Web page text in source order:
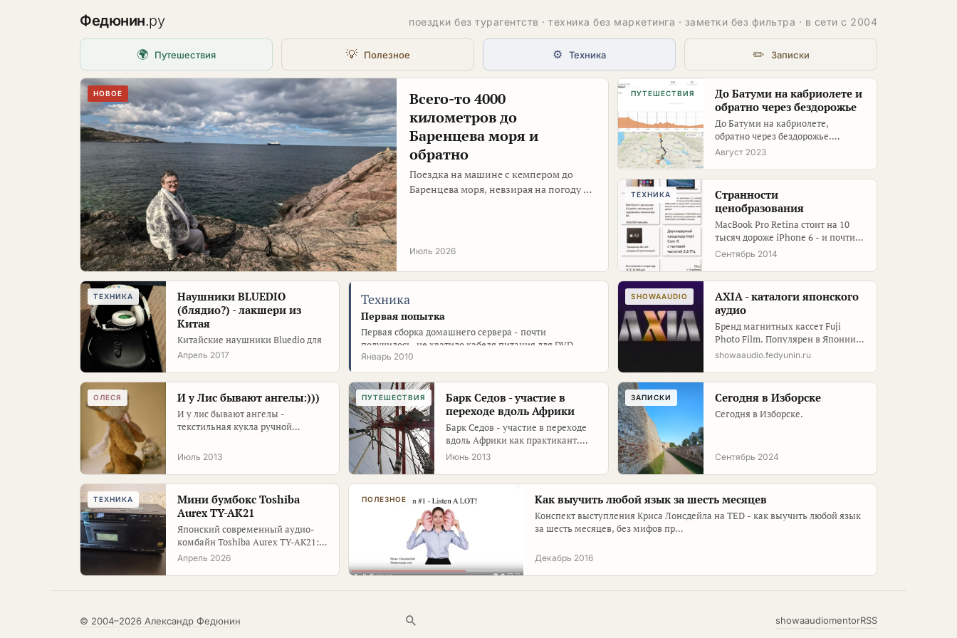
Федюнин.ру поездки без турагентств · техника без маркетинга · заметки без фильтра · в сети с 2004
🌍 Путешествия 💡 Полезное ⚙️ Техника ✏️ Записки
НОВОЕ
Всего-то 4000
километров до
Баренцева моря и
обратно
Поездка на машине с кемпером до
Баренцева моря, невзирая на погоду и
Июль 2026
ПУТЕШЕСТВИЯ
До Батуми на кабриолете и
обратно через бездорожье
До Батуми на кабриолете,
обратно через бездорожье.
Восемь лет жили рядом и не были
- исправились.
Август 2023
ТЕХНИКА
Странности
ценобразования
MacBook Pro Retina стоит на 10
тысяч дороже iPhone 6 - и почти
без новостей в прессе.
Сентябрь 2014
ТЕХНИКА
Наушники BLUEDIO
(блядио?) - лакшери из
Китая
Китайские наушники Bluedio для
сына - купил по рекламе,
Апрель 2017
Техника
Первая попытка
Первая сборка домашнего сервера - почти
получилось, не хватило кабеля питания для DVD
SATA.
Январь 2010
SHOWAAUDIO
AXIA - каталоги японского
аудио
Бренд магнитных кассет Fuji
Photo Film. Популярен в Японии
1980-х, известен рекламой с
певицей Юки Сайто.
showaaudio.fedyunin.ru
ОЛЕСЯ И у Лис бывают ангелы:)))
И у лис бывают ангелы -
текстильная кукла ручной
Июль 2013
ПУТЕШЕСТВИЯ
Барк Седов - участие в
переходе вдоль Африки
Барк Седов - участие в переходе
вдоль Африки как практикант.
Паруса, океан, авралы и главная
Июнь 2013
ЗАПИСКИ Сегодня в Изборске
Сегодня в Изборске.
Сентябрь 2024
ТЕХНИКА
Мини бумбокс Toshiba
Aurex TY-AK21
Японский современный аудио-
комбайн Toshiba Aurex TY-AK21:
что приехало из Японии за 35 547
рублей,…
Апрель 2026
ПОЛЕЗНОЕ Как выучить любой язык за шесть месяцев
Конспект выступления Криса Лонсдейла на TED - как выучить любой язык
за шесть месяцев, без мифов пр…
Декабрь 2016
© 2004–2026 Александр Федюнин showaaudiomentorRSS